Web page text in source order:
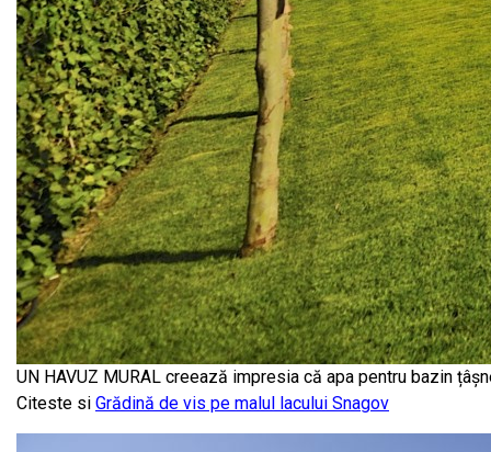
UN HAVUZ MURAL creează impresia că apa pentru bazin
Citeste si Grădină de vis pe malul lacului Snagov